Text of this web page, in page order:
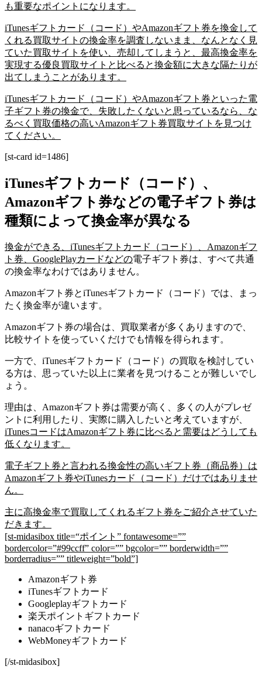
も重要なポイントになります。
iTunesギフトカード（コード）やAmazonギフト券を換金して
くれる買取サイトの換金率を調査しないまま、なんとなく見
ていた買取サイトを使い、売却してしまうと、最高換金率を
実現する優良買取サイトと比べると換金額に大きな隔たりが
出てしまうことがあります。
iTunesギフトカード（コード）やAmazonギフト券といった電
子ギフト券の換金で、失敗したくないと思っているなら、な
るべく買取価格の高いAmazonギフト券買取サイトを見つけ
てください。
[st-card id=1486]
iTunesギフトカード（コード）、
Amazonギフト券などの電子ギフト券は
種類によって換金率が異なる
換金ができる、iTunesギフトカード（コード）、Amazonギフ
ト券、GooglePlayカードなどの電子ギフト券は、すべて共通
の換金率なわけではありません。
Amazonギフト券とiTunesギフトカード（コード）では、まっ
たく換金率が違います。
Amazonギフト券の場合は、買取業者が多くありますので、
比較サイトを使っていくだけでも情報を得られます。
一方で、iTunesギフトカード（コード）の買取を検討してい
る方は、思っていた以上に業者を見つけることが難しいでし
ょう。
理由は、Amazonギフト券は需要が高く、多くの人がプレゼ
ントに利用したり、実際に購入したいと考えていますが、
iTunesコードはAmazonギフト券に比べると需要はどうしても
低くなります。
電子ギフト券と言われる換金性の高いギフト券（商品券）は
Amazonギフト券やiTunesカード（コード）だけではありませ
ん。
主に高換金率で買取してくれるギフト券をご紹介させていた
だきます。
[st-midasibox title=“ポイント” fontawesome=””
bordercolor=”#99ccff” color=”” bgcolor=”” borderwidth=””
borderradius=”” titleweight=”bold”]
Amazonギフト券
iTunesギフトカード
Googleplayギフトカード
楽天ポイントギフトカード
nanacoギフトカード
WebMoneyギフトカード
[/st-midasibox]